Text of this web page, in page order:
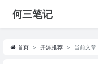
何三笔记
首页 开源推荐 当前文章